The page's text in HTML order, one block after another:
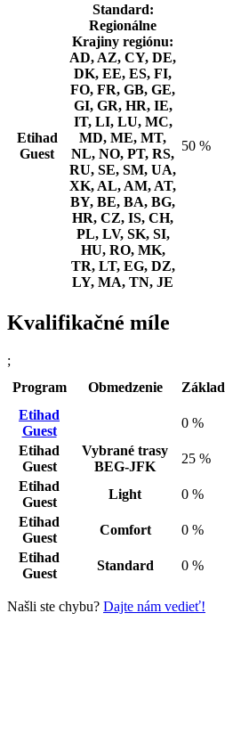
Etihad
Guest
Standard:
Regionálne
Krajiny regiónu:
AD, AZ, CY, DE,
DK, EE, ES, FI,
FO, FR, GB, GE,
GI, GR, HR, IE,
IT, LI, LU, MC,
MD, ME, MT,
NL, NO, PT, RS,
RU, SE, SM, UA,
XK, AL, AM, AT,
BY, BE, BA, BG,
HR, CZ, IS, CH,
PL, LV, SK, SI,
HU, RO, MK,
TR, LT, EG, DZ,
LY, MA, TN, JE
50 %
Kvalifikačné míle
;
Program
Obmedzenie Základ
Etihad
Guest
0 %
Etihad
Guest
Vybrané trasy
BEG-JFK
25 %
Etihad
Guest
Light 0 %
Etihad
Guest
Comfort 0 %
Etihad
Guest
Standard 0 %
Našli ste chybu? Dajte nám vedieť!